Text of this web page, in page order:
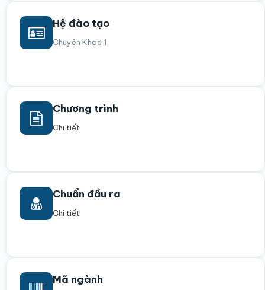
Hệ đào tạo
Chuyên Khoa 1
Chương trình
Chi tiết
Chuẩn đầu ra
Chi tiết
Mã ngành